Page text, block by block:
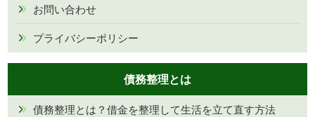
お問い合わせ
プライバシーポリシー
債務整理とは
債務整理とは？借金を整理して生活を立て直す方法